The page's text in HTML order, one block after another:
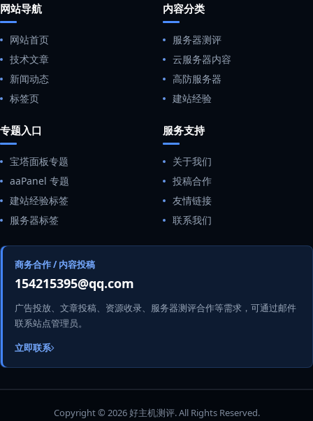
网站导航
网站首页
技术文章
新闻动态
标签页
内容分类
服务器测评
云服务器内容
高防服务器
建站经验
专题入口
宝塔面板专题
aaPanel 专题
建站经验标签
服务器标签
服务支持
关于我们
投稿合作
友情链接
联系我们
商务合作 / 内容投稿
154215395@qq.com
广告投放、文章投稿、资源收录、服务器测评合作等需求，可通过邮件
联系站点管理员。
立即联系
Copyright © 2026 好主机测评. All Rights Reserved.